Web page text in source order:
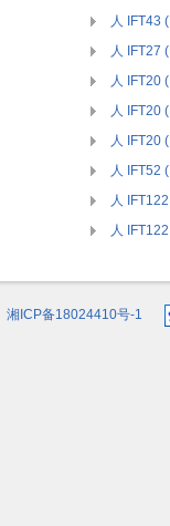
人 IFT43
人 IFT27
人 IFT20
人 IFT20
人 IFT20
人 IFT52
人
人
湘ICP备18024410号-1